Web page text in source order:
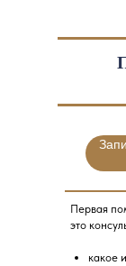
Первая
это
какое